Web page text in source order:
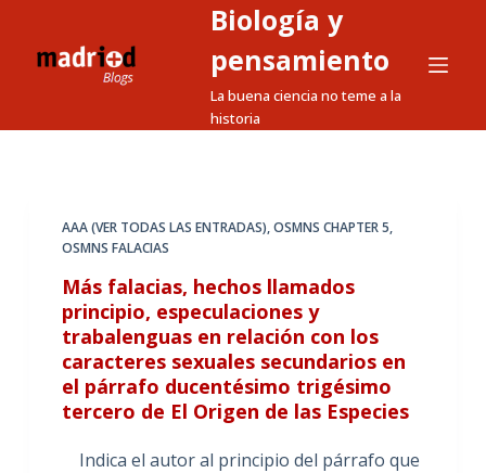
a
Biología y
pensamiento
La buena ciencia no teme a la
historia
AAA (VER TODAS LAS ENTRADAS),OSMNS CHAPTER 5,
OSMNS FALACIAS
Más falacias, hechos llamados
principio, especulaciones y
trabalenguas en relación con los
caracteres sexuales secundarios en
el párrafo ducentésimo trigésimo
tercero de El Origen de las Especies
Indica el autor al principio del párrafo que